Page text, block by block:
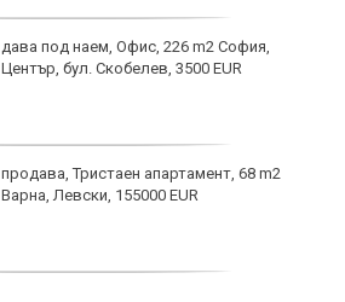
дава под наем, Офис, 226 m2 София,
Център, бул. Скобелев, 3500 EUR
продава, Тристаен апартамент, 68 m2
Варна, Левски, 155000 EUR